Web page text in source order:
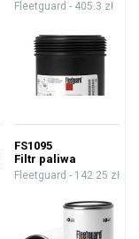
Fleetguard - 405.3 zł
FS1095
Filtr paliwa
Fleetguard - 142.25 zł